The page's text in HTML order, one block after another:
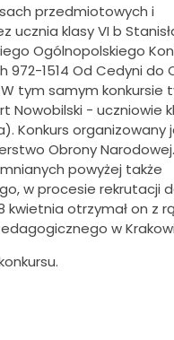
przedmiotowych i
ucznia klasy VI b
Ogólnopolskiego
1514 Od Cedyni do
tym samym konkursie
- uczniowie
Konkurs organizowany
Obrony
powyżej także
w procesie rekrutacji
kwietnia otrzymał on z
w